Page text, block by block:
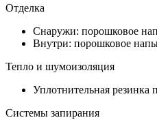
Отделка
Снаружи: порошковое
Внутри: порошковое
Тепло и шумоизоляция
Уплотнительная резинка
Системы запирания